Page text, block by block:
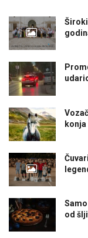
konja
od